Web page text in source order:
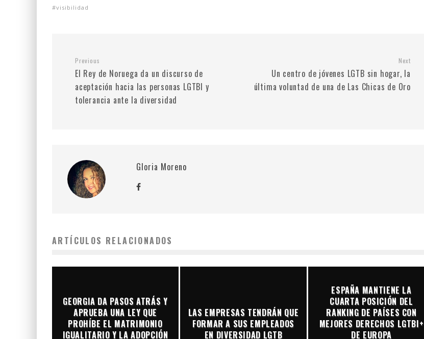
visibilidad
Previous
El Rey de Noruega da un discurso de
aceptación hacia las personas LGTBI y
tolerancia ante la diversidad
Next
Un centro de jóvenes LGTB sin hogar, la
última voluntad de una de Las Chicas de Oro
Gloria Moreno
ARTÍCULOS RELACIONADOS
GEORGIA DA PASOS ATRÁS Y
APRUEBA UNA LEY QUE
PROHÍBE EL MATRIMONIO
IGUALITARIO Y LA ADOPCIÓN
LAS EMPRESAS TENDRÁN QUE
FORMAR A SUS EMPLEADOS
EN DIVERSIDAD LGTB
ESPAÑA MANTIENE LA
CUARTA POSICIÓN DEL
RANKING DE PAÍSES CON
MEJORES DERECHOS LGTBI+
DE EUROPA